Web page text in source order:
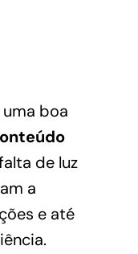
boa
de luz
a
e até